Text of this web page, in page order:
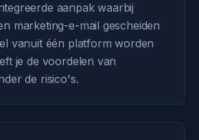
aanpak waarbij
marketing-e-mail gescheiden
vanuit één platform worden
je de voordelen van
de risico's.